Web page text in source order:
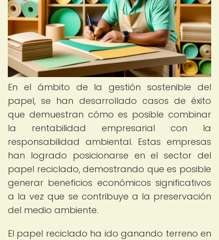
En el ámbito de la gestión sostenible del
papel, se han desarrollado casos de éxito
que demuestran cómo es posible combinar
la rentabilidad empresarial con la
responsabilidad ambiental. Estas empresas
han logrado posicionarse en el sector del
papel reciclado, demostrando que es posible
generar beneficios económicos significativos
a la vez que se contribuye a la preservación
del medio ambiente.
El papel reciclado ha ido ganando terreno en